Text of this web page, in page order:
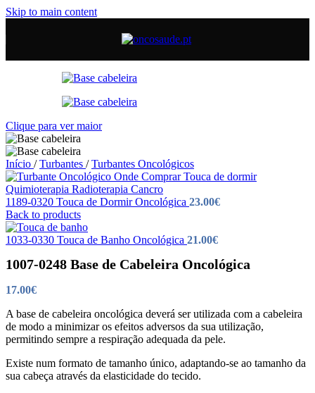
Skip to main content
Clique para ver maior
Início / Turbantes / Turbantes Oncológicos
1189-0320 Touca de Dormir Oncológica 23.00€
Back to products
1033-0330 Touca de Banho Oncológica 21.00€
1007-0248 Base de Cabeleira Oncológica
17.00€
A base de cabeleira oncológica deverá ser utilizada com a cabeleira
de modo a minimizar os efeitos adversos da sua utilização,
permitindo sempre a respiração adequada da pele.
Existe num formato de tamanho único, adaptando-se ao tamanho da
sua cabeça através da elasticidade do tecido.